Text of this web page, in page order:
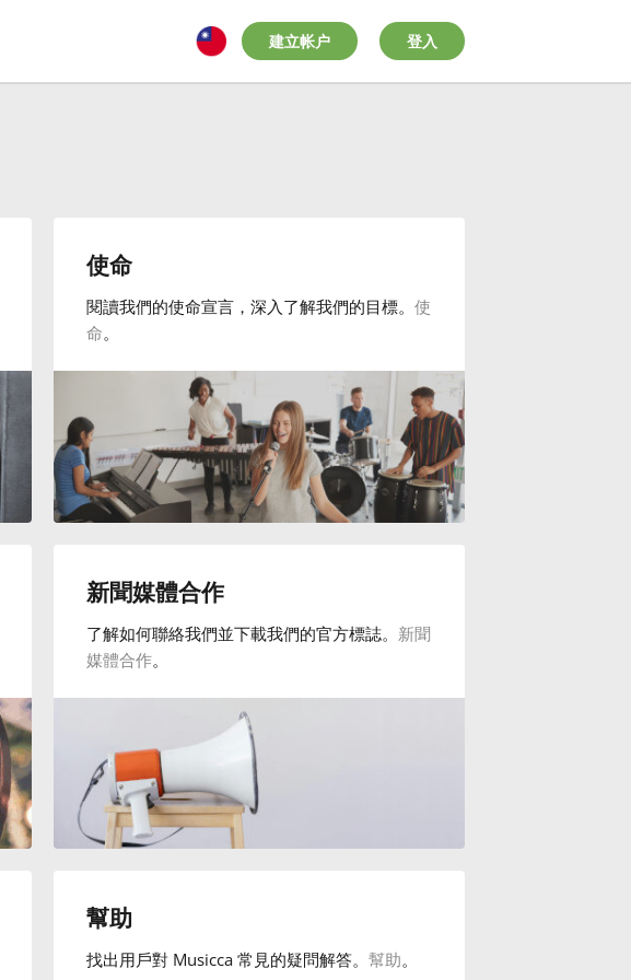
建立帐户 登入
使命
閱讀我們的使命宣言，深入了解我們的目標。 使
命。
新聞媒體合作
了解如何聯絡我們並下載我們的官方標誌。 新聞
媒體合作。
幫助
找出用戶對 Musicca 常見的疑問解答。 幫助。